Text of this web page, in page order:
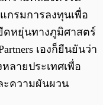
กรมการลงทุนเพื่อ
ดหยุ่นทางภูมิศาสตร์
เองก็ยืนยันว่า
ลายประเทศเพื่อ
ะความผันผวน